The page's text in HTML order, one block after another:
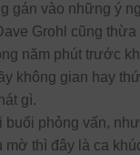
vào những ý
Grohl cũng
năm phút trước
không gian hay
gì.
phỏng vấn,
thì đây là ca